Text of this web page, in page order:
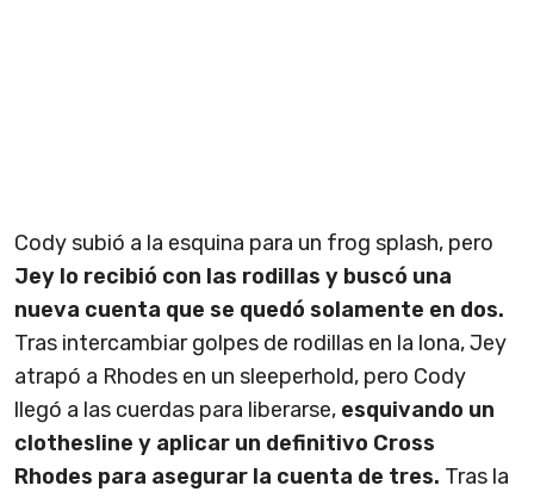
Cody subió a la esquina para un frog splash, pero
Jey lo recibió con las rodillas y buscó una
nueva cuenta que se quedó solamente en dos.
Tras intercambiar golpes de rodillas en la lona, Jey
atrapó a Rhodes en un sleeperhold, pero Cody
llegó a las cuerdas para liberarse, esquivando un
clothesline y aplicar un definitivo Cross
Rhodes para asegurar la cuenta de tres. Tras la